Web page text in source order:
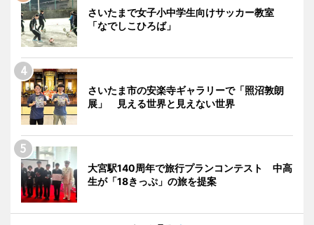
さいたまで女子小中学生向けサッカー教室
「なでしこひろば」
さいたま市の安楽寺ギャラリーで「照沼敦朗
展」 見える世界と見えない世界
大宮駅140周年で旅行プランコンテスト 中高
生が「18きっぷ」の旅を提案